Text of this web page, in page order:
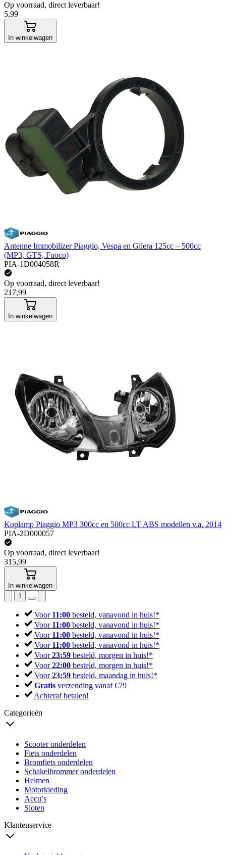
Op voorraad, direct leverbaar!
5,99
In winkelwagen
Antenne Immobilizer Piaggio, Vespa en Gilera 125cc – 500cc
(MP3, GTS, Fuoco)
PIA-1D004058R
Op voorraad, direct leverbaar!
217,99
In winkelwagen
Koplamp Piaggio MP3 300cc en 500cc LT ABS modellen v.a. 2014
PIA-2D000057
Op voorraad, direct leverbaar!
315,99
In winkelwagen
1
Voor 11:00 besteld, vanavond in huis!*
Voor 11:00 besteld, vanavond in huis!*
Voor 11:00 besteld, vanavond in huis!*
Voor 11:00 besteld, vanavond in huis!*
Voor23:59 besteld, morgen in huis!*
Voor22:00 besteld, morgen in huis!*
Voor23:59 besteld, maandag in huis!*
Gratis verzending vanaf €79
Achteraf betalen!
Categorieën
Scooter onderdelen
Fiets onderdelen
Bromfiets onderdelen
Schakelbrommer onderdelen
Helmen
Motorkleding
Accu’s
Sloten
Klantenservice